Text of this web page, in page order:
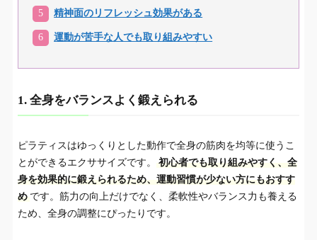
3-3.3.ピラティスミラー 巣鴨店
3-6.6.chocoZAP（チョコザップ）
4.
巣鴨のピラティススタジオの料金相場
通うのが難しい方はオンラインでピラティスが
できる「SOELU」がおすすめ！
精神面のリフレッシュ効果がある
運動が苦手な人でも取り組みやすい
1. 全身をバランスよく鍛えられる
ピラティスはゆっくりとした動作で全身の筋肉を均等に使うこ
とができるエクササイズです。
初心者でも取り組みやすく、全
身を効果的に鍛えられるため、運動習慣が少ない方にもおすす
め です。筋力の向上だけでなく、柔軟性やバランス力も養える
ため、全身の調整にぴったりです。